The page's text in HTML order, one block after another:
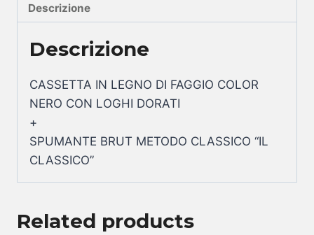
Descrizione
Descrizione
CASSETTA IN LEGNO DI FAGGIO COLOR
NERO CON LOGHI DORATI
+
SPUMANTE BRUT METODO CLASSICO “IL
CLASSICO”
Related products